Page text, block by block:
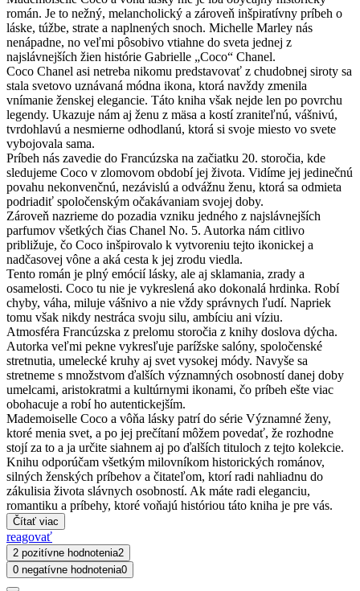
román. Je to nežný, melancholický a zároveň inšpiratívny príbeh o
láske, túžbe, strate a naplnených snoch. Michelle Marley nás
nenápadne, no veľmi pôsobivo vtiahne do sveta jednej z
najslávnejších žien histórie Gabrielle „Coco“ Chanel.
Coco Chanel asi netreba nikomu predstavovať z chudobnej siroty sa
stala svetovo uznávaná módna ikona, ktorá navždy zmenila
vnímanie ženskej elegancie. Táto kniha však nejde len po povrchu
legendy. Ukazuje nám aj ženu z mäsa a kostí zraniteľnú, vášnivú,
tvrdohlavú a nesmierne odhodlanú, ktorá si svoje miesto vo svete
vybojovala sama.
Príbeh nás zavedie do Francúzska na začiatku 20. storočia, kde
sledujeme Coco v zlomovom období jej života. Vidíme jej jedinečnú
povahu nekonvenčnú, nezávislú a odvážnu ženu, ktorá sa odmieta
podriadiť spoločenským očakávaniam svojej doby.
Zároveň nazrieme do pozadia vzniku jedného z najslávnejších
parfumov všetkých čias Chanel No. 5. Autorka nám citlivo
približuje, čo Coco inšpirovalo k vytvoreniu tejto ikonickej a
nadčasovej vône a aká cesta k jej zrodu viedla.
Tento román je plný emócií lásky, ale aj sklamania, zrady a
osamelosti. Coco tu nie je vykreslená ako dokonalá hrdinka. Robí
chyby, váha, miluje vášnivo a nie vždy správnych ľudí. Napriek
tomu však nikdy nestráca svoju silu, ambíciu ani víziu.
Atmosféra Francúzska z prelomu storočia z knihy doslova dýcha.
Autorka veľmi pekne vykresľuje parížske salóny, spoločenské
stretnutia, umelecké kruhy aj svet vysokej módy. Navyše sa
stretneme s množstvom ďalších významných osobností danej doby
umelcami, aristokratmi a kultúrnymi ikonami, čo príbeh ešte viac
obohacuje a robí ho autentickejším.
Mademoiselle Coco a vôňa lásky patrí do série Významné ženy,
ktoré menia svet, a po jej prečítaní môžem povedať, že rozhodne
stojí za to a ja určite siahnem aj po ďalších tituloch z tejto kolekcie.
Knihu odporúčam všetkým milovníkom historických románov,
silných ženských príbehov a čitateľom, ktorí radi nahliadnu do
zákulisia života slávnych osobností. Ak máte radi eleganciu,
romantiku a príbehy, ktoré voňajú históriou táto kniha je pre vás.
Čítať viac
reagovať
2 pozitívne hodnotenia2
0 negatívne hodnotenia0